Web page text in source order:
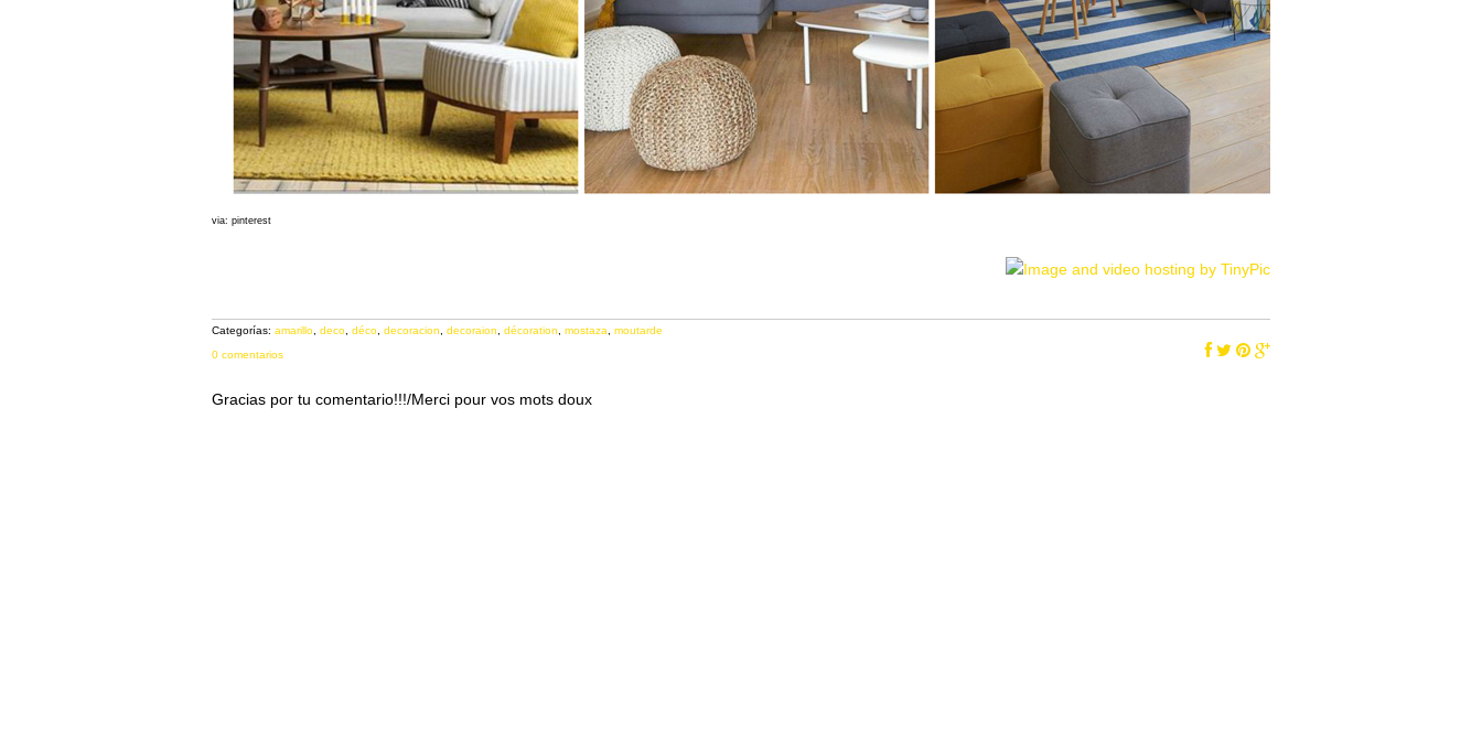
via: pinterest
Categorías: amarillo deco déco decoracion decoraion décoration mostaza
moutarde
0 comentarios
Gracias por tu comentario!!!/Merci pour vos mots doux